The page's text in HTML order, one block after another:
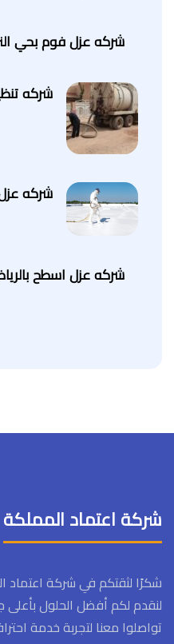
شركه عزل فوم بحي
شركه
شركه
شركه عزل اسطح
شركة اعتماد المملكة
شكرًا لثقتكم في شركة اعتماد
لنقدم لكم أفضل الحلول
تواصلوا معنا لتجربة خدمة